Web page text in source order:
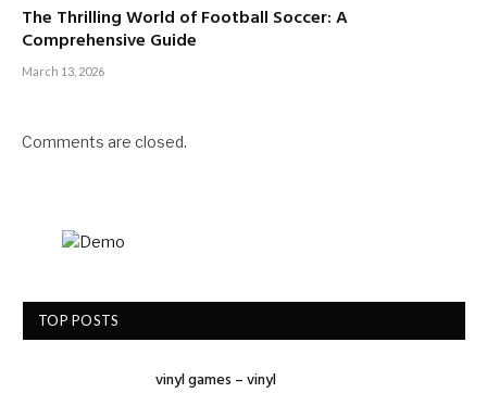
The Thrilling World of Football Soccer: A
Comprehensive Guide
March 13, 2026
Comments are closed.
TOP POSTS
vinyl games – vinyl